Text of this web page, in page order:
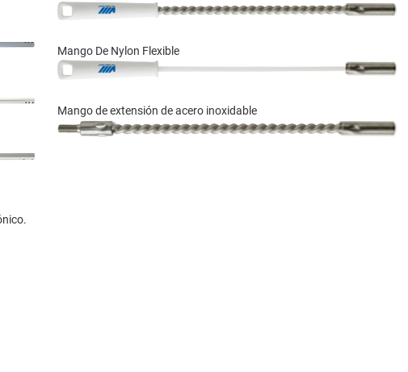
Mango De Nylon Flexible
Mango de extensión de acero inoxidable